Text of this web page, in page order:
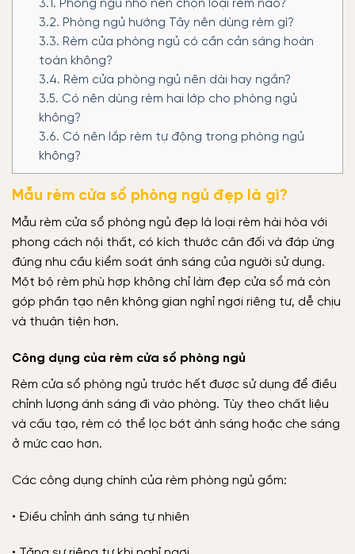
3.1. Phòng ngủ nhỏ nên chọn loại rèm nào?
3.2. Phòng ngủ hướng Tây nên dùng rèm gì?
3.3. Rèm cửa phòng ngủ có cần cản sáng hoàn
toàn không?
3.4. Rèm cửa phòng ngủ nên dài hay ngắn?
3.5. Có nên dùng rèm hai lớp cho phòng ngủ
không?
3.6. Có nên lắp rèm tự động trong phòng ngủ
không?
Mẫu rèm cửa sổ phòng ngủ đẹp là gì?
Mẫu rèm cửa sổ phòng ngủ đẹp là loại rèm hài hòa với
phong cách nội thất, có kích thước cân đối và đáp ứng
đúng nhu cầu kiểm soát ánh sáng của người sử dụng.
Một bộ rèm phù hợp không chỉ làm đẹp cửa sổ mà còn
góp phần tạo nên không gian nghỉ ngơi riêng tư, dễ chịu
và thuận tiện hơn.
Công dụng của rèm cửa sổ phòng ngủ
Rèm cửa sổ phòng ngủ trước hết được sử dụng để điều
chỉnh lượng ánh sáng đi vào phòng. Tùy theo chất liệu
và cấu tạo, rèm có thể lọc bớt ánh sáng hoặc che sáng
ở mức cao hơn.
Các công dụng chính của rèm phòng ngủ gồm:
• Điều chỉnh ánh sáng tự nhiên